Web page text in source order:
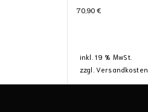
70,90€
inkl. 19 % MwSt.
zzgl.Versandkosten